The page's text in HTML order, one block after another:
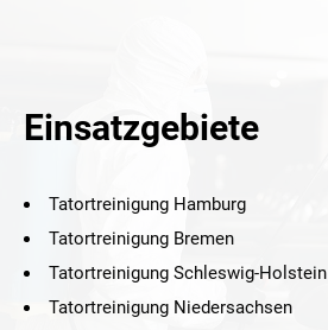
Einsatzgebiete
Tatortreinigung Hamburg
Tatortreinigung Bremen
Tatortreinigung Schleswig-Holstein
Tatortreinigung Niedersachsen